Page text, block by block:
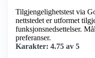
Tilgjengelighetstest via
nettstedet er utformet
funksjonsnedsettelser.
preferanser.
Karakter: 4.75 av 5